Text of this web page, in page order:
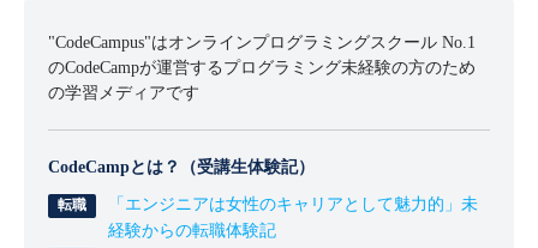
"CodeCampus"はオンラインプログラミングスクール No.1
のCodeCampが運営するプログラミング未経験の方のため
の学習メディアです
CodeCampとは？（受講生体験記）
「エンジニアは女性のキャリアとして魅力的」未
経験からの転職体験記